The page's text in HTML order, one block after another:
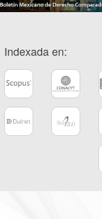
Indexada en: